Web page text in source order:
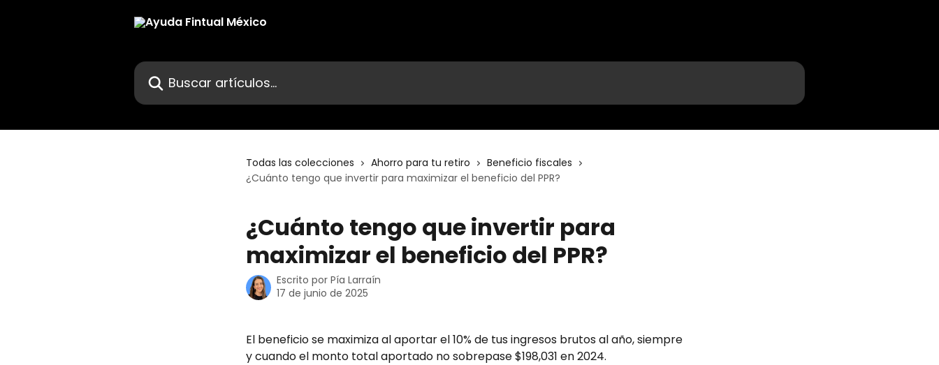
Buscar artículos...
Todas las colecciones Ahorro para tu retiro
Beneficio fiscales
¿Cuánto tengo que invertir para maximizar el beneficio del PPR?
¿Cuánto tengo que invertir para
maximizar el beneficio del PPR?
Escrito por Pía Larraín
17 de junio de 2025
El beneficio se maximiza al aportar el 10% de tus ingresos brutos al año, siempre
y cuando el monto total aportado no sobrepase $198,031 en 2024.